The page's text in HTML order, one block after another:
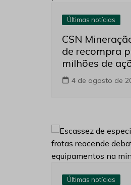
Últimas notícias
CSN
de recompra
milhões de
4 de agosto de
Últimas notícias